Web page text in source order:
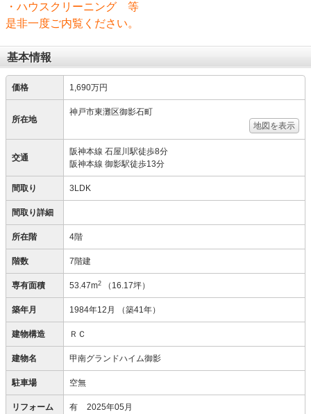
・ハウスクリーニング 等
是非一度ご内覧ください。
基本情報
価格 1,690万円
所在地
神戸市東灘区御影石町
地図を表示
交通
阪神本線 石屋川駅徒歩8分
阪神本線 御影駅徒歩13分
間取り 3LDK
間取り詳細
所在階 4階
階数 7階建
専有面積 53.47m2 （16.17坪）
築年月 1984年12月 （築41年）
建物構造 ＲＣ
建物名 甲南グランドハイム御影
駐車場 空無
リフォーム 有 2025年05月